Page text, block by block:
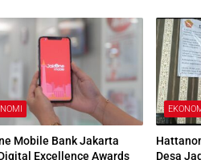
Mobile Bank Jakarta
Excellence Awards
Desa